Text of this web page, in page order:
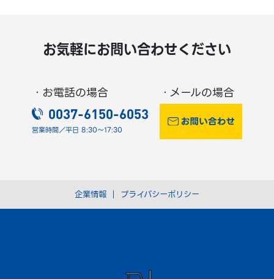
お気軽にお問い合わせください
・お電話の場合
0037-6150-6053
営業時間／平日 8:30～17:30
・メールの場合
企業情報 ｜ プライバシーポリシー